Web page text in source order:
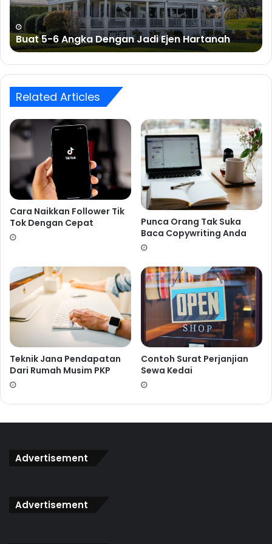
Hartanah
Buat 5-6 Angka Dengan Jadi Ejen Hartanah
Related Articles
Cara Naikkan Follower Tik
Tok Dengan Cepat
Punca Orang Tak Suka
Baca Copywriting Anda
Teknik Jana Pendapatan
Dari Rumah Musim PKP
Contoh Surat Perjanjian
Sewa Kedai
Advertisement
Advertisement